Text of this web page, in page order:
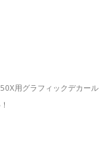
用グラフィックデカール